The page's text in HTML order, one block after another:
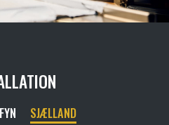
FYN SJÆLLAND